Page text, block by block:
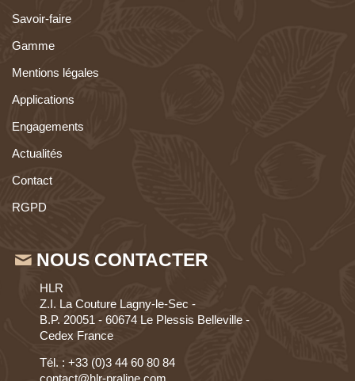
Savoir-faire
Gamme
Mentions légales
Applications
Engagements
Actualités
Contact
RGPD
NOUS CONTACTER
HLR
Z.I. La Couture Lagny-le-Sec -
B.P. 20051 - 60674 Le Plessis Belleville -
Cedex France
Tél. : +33 (0)3 44 60 80 84